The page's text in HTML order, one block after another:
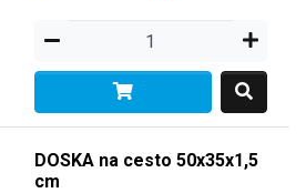
DOSKA na cesto 50x35x1,5
cm